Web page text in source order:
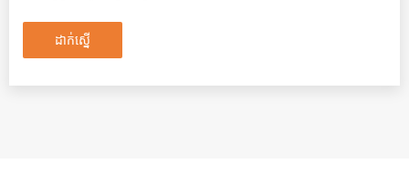
ដាក់ស្នើ